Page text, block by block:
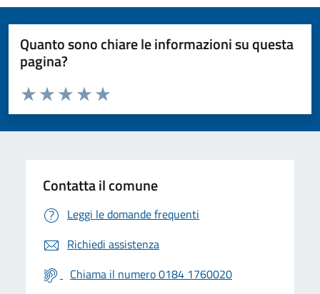
Quanto sono chiare le informazioni su questa
pagina?
Valuta da 1 a 5 stelle la pagina
Valuta 5 stelle su 5
Valuta 4 stelle su 5
Valuta 3 stelle su 5
Valuta 2 stelle su 5
Valuta 1 stelle su 5
Contatta il comune
Leggi le domande frequenti
Richiedi assistenza
Chiama il numero 0184 1760020